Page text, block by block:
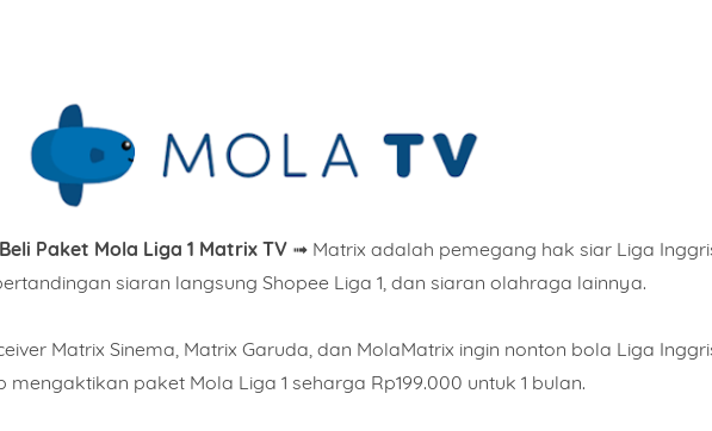
Paket Mola Liga 1 Matrix TV ➟ Matrix adalah pemegang hak siar Liga
siaran langsung Shopee Liga 1, dan siaran olahraga lainnya.
Matrix Sinema, Matrix Garuda, dan MolaMatrix ingin nonton bola Liga
mengaktikan paket Mola Liga 1 seharga Rp199.000 untuk 1 bulan.